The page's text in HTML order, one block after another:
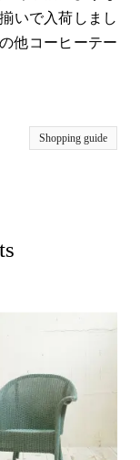
いで入荷しまし
他コーヒーテー
Shopping guide